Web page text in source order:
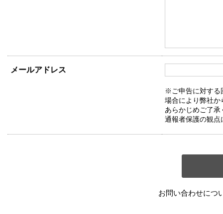
メールアドレス
※ご申告に対する
場合により弊社か
あらかじめご了承
通報者保護の観点
お問い合わせにつ